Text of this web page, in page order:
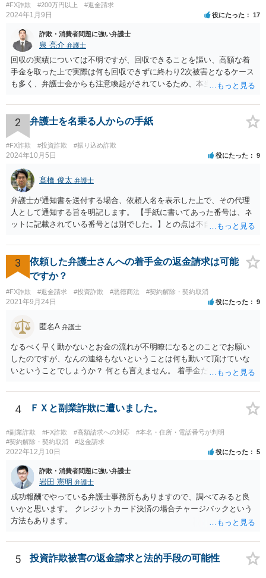
#FX詐欺 #200万円以上 #返金請求
2024年1月9日 役にたった 17
詐欺・消費者問題に強い弁護士
泉 亮介 弁護士
回収の実績については不明ですが、回収できることを謳い、高額な着
手金を取った上で実際は何も回収できずに終わり2次被害となるケース
も多く、弁護士会からも注意喚起がされているため、本当に回収がで
相談を行なっている事務所に複数相談をされた上で判断されると良い
かと思われます。
2 弁護士を名乗る人からの手紙
#FX詐欺 #投資詐欺 #振り込め詐欺
2024年10月5日 役にたった 9
髙橋 俊太 弁護士
弁護士が通知書を送付する場合、依頼人名を表示した上で、その代理
人として通知する旨を明記します。 【手紙に書いてあった番号は、ネ
ットに記載されている番号とは別でした。】との点は不自然ではある
護士検索でその弁護士を検索し、そこに記載されている電話番号に連
絡をして、通知書の内容等について確認をしてみるとよいでしょう。
3
依頼した弁護士さんへの着手金の返金請求は可能
ですか？
#FX詐欺 #返金請求 #投資詐欺 #悪徳商法 #契約解除・契約取消
2021年9月24日 役にたった 9
匿名A 弁護士
なるべく早く動かないとお金の流れが不明瞭になるとのことでお願い
したのですが、なんの連絡もないということは何も動いて頂けていな
いということでしょうか？ 何とも言えません。 着手金だけ受け取って
などを確認しましょう。 着手金の返金は請求できますか？ 交渉してみ
て、事情によっては弁護士会に相談しましょう。
4 ＦＸと副業詐欺に遭いました。
#副業詐欺 #FX詐欺 #高額請求への対応
#本名・住所・電話番号が判明
#契約解除・契約取消
#返金請求
2022年12月10日 役にたった 5
詐欺・消費者問題に強い弁護士
岩田 憲明 弁護士
成功報酬でやっている弁護士事務所もありますので、調べてみると良
いかと思います。 クレジットカード決済の場合チャージバックという
方法もあります。
5 投資詐欺被害の返金請求と法的手段の可能性